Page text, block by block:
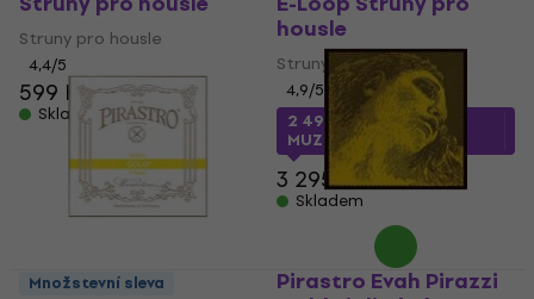
Struny pro housle
4,4/5
599 Kč
Skladem
housle
Struny pro housle
4,9/5
2 499 Kčs kódem
MUZMUZ-20
3 295 Kč
Skladem
Pirastro Evah Pirazzi
Množstevní sleva